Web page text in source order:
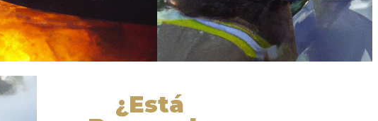
¿Está